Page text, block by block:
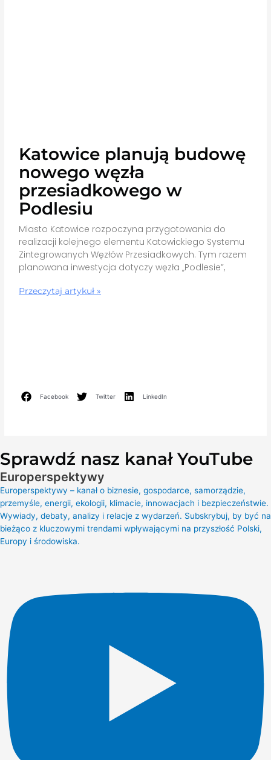
Katowice planują budowę
nowego węzła
przesiadkowego w
Podlesiu
Miasto Katowice rozpoczyna przygotowania do
realizacji kolejnego elementu Katowickiego Systemu
Zintegrowanych Węzłów Przesiadkowych. Tym razem
planowana inwestycja dotyczy węzła „Podlesie”,
Przeczytaj artykuł »
Facebook Twitter LinkedIn
Sprawdź nasz kanał YouTube
Europerspektywy
Europerspektywy – kanał o biznesie, gospodarce, samorządzie,
przemyśle, energii, ekologii, klimacie, innowacjach i bezpieczeństwie.
Wywiady, debaty, analizy i relacje z wydarzeń. Subskrybuj, by być na
bieżąco z kluczowymi trendami wpływającymi na przyszłość Polski,
Europy i środowiska.